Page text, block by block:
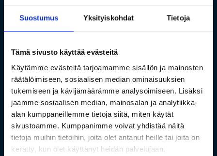
Suostumus Yksityiskohdat Tietoja
Tämä sivusto käyttää evästeitä
Käytämme evästeitä tarjoamamme sisällön ja mainosten
räätälöimiseen, sosiaalisen median ominaisuuksien
tukemiseen ja kävijämäärämme analysoimiseen. Lisäksi
jaamme sosiaalisen median, mainosalan ja analytiikka-
alan kumppaneillemme tietoja siitä, miten käytät
sivustoamme. Kumppanimme voivat yhdistää näitä
tietoja muihin tietoihin, joita olet antanut heille tai joita on
kerätty, kun olet käyttänyt heidän palvelujaan.